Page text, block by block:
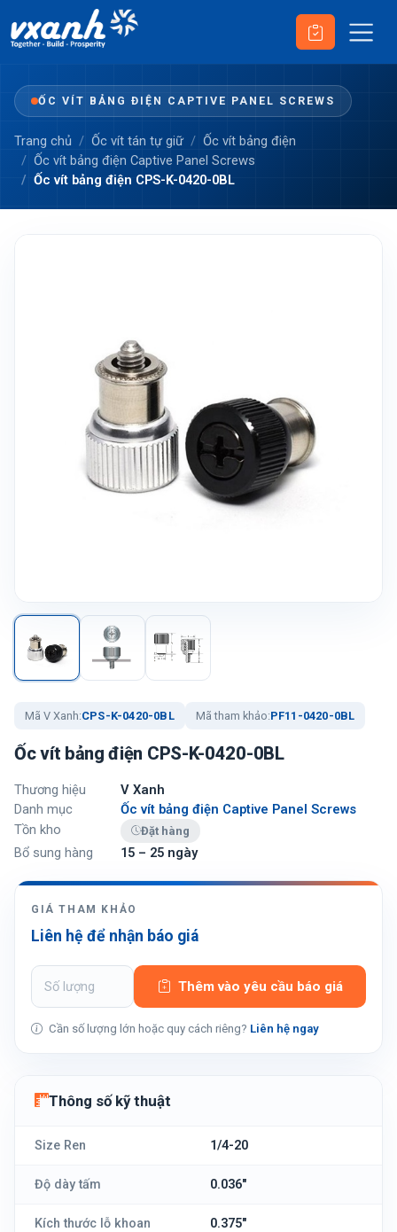
ỐC VÍT BẢNG ĐIỆN CAPTIVE PANEL SCREWS
Trang chủ Ốc vít tán tự giữ
Ốc vít bảng điện
Ốc vít bảng điện Captive Panel Screws
Ốc vít bảng điện CPS-K-0420-0BL
Mã V Xanh:CPS-K-0420-0BL Mã tham khảo:PF11-0420-0BL
Ốc vít bảng điện CPS-K-0420-0BL
Thương hiệu
V Xanh
Danh mục
Ốc vít bảng điện Captive Panel Screws
Tồn kho
Đặt hàng
Bổ sung hàng 15 – 25 ngày
GIÁ THAM KHẢO
Liên hệ để nhận báo giá
Thêm vào yêu cầu báo giá
Cần số lượng lớn hoặc quy cách riêng? Liên hệ ngay
Thông số kỹ thuật
Size Ren 1/4-20
Độ dày tấm 0.036"
Kích thước lỗ khoan 0.375"